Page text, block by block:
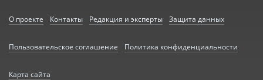
О проекте Контакты Редакция и эксперты Защита данных
Пользовательское соглашение Политика конфиденциальности
Карта сайта